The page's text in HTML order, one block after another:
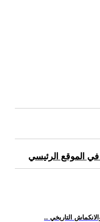
الموقع الرئيسي
التاريخي